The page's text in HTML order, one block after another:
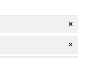
×
×